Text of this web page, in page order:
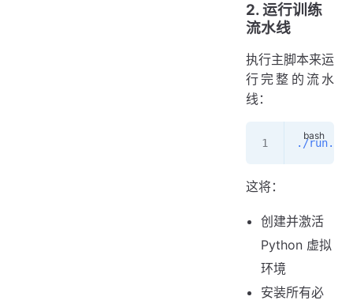
2. 运行训练
流水线
执行主脚本来运
行完整的流水
线：
./run.sh
这将：
创建并激活
Python 虚拟
环境
安装所有必